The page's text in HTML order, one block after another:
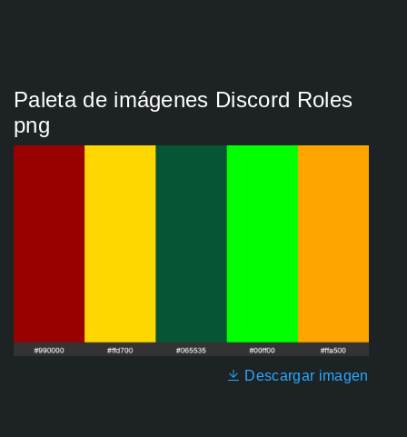
Paleta de imágenes Discord Roles
png
Descargar imagen